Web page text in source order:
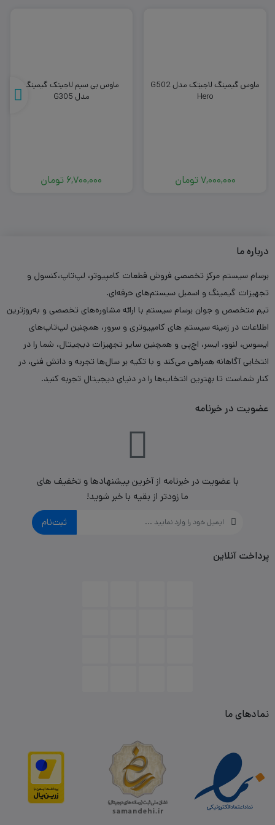
ماوس گیمینگ لاجیتک مدل G502
Hero
7,000,000تومان
ماوس بی سیم لاجیتک گیمینگ
مدل G305
6,700,000 تومان
درباره ما
برسام سیستم مرکز تخصصی فروش قطعات کامپیوتر، لپ‌تاپ،کنسول و
تجهیزات گیمینگ و اسمبل سیستم‌های حرفه‌ای.
تیم متخصص و جوان برسام سیستم با ارائه مشاوره‌های تخصصی و به‌روزترین
اطلاعات در زمینه سیستم های کامپیوتری و سرور، همچنین لپ‌تاپ‌های
ایسوس، لنوو، ایسر، اچ‌پی و همچنین سایر تجهیزات دیجیتال، شما را در
انتخابی آگاهانه همراهی می‌کند و با تکیه بر سال‌ها تجربه و دانش فنی، در
کنار شماست تا بهترین انتخاب‌ها را در دنیای دیجیتال تجربه کنید.
عضویت در خبرنامه
با عضویت در خبرنامه از آخرین پیشنهادها و تخفیف های
ما زودتر از بقیه با خبر شوید!
ثبت‌نام
پرداخت آنلاین
نمادهای ما